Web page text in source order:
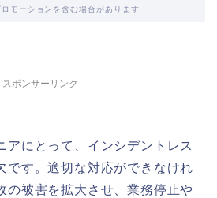
モーションを含む場合があります
スポンサーリンク
アにとって、インシデントレス
です。適切な対応ができなけれ
の被害を拡大させ、業務停止や